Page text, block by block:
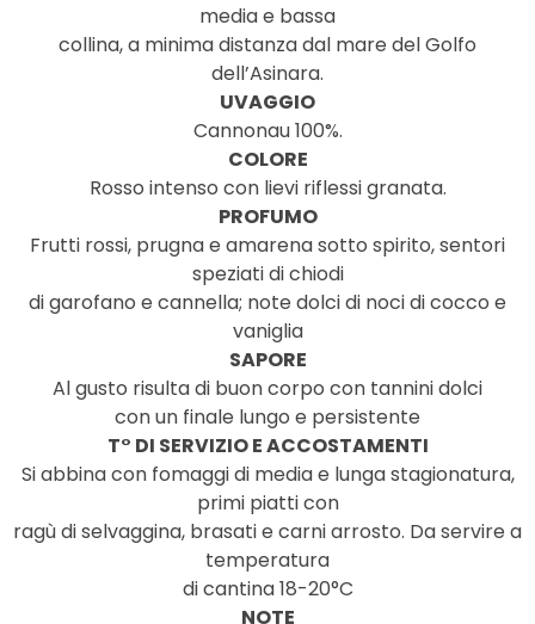
media e bassa
collina, a minima distanza dal mare del Golfo
dell’Asinara.
UVAGGIO
Cannonau 100%.
COLORE
Rosso intenso con lievi riflessi granata.
PROFUMO
Frutti rossi, prugna e amarena sotto spirito, sentori
speziati di chiodi
di garofano e cannella; note dolci di noci di cocco e
vaniglia
SAPORE
Al gusto risulta di buon corpo con tannini dolci
con un finale lungo e persistente
T° DI SERVIZIO E ACCOSTAMENTI
Si abbina con fomaggi di media e lunga stagionatura,
primi piatti con
ragù di selvaggina, brasati e carni arrosto. Da servire a
temperatura
di cantina 18-20°C
NOTE